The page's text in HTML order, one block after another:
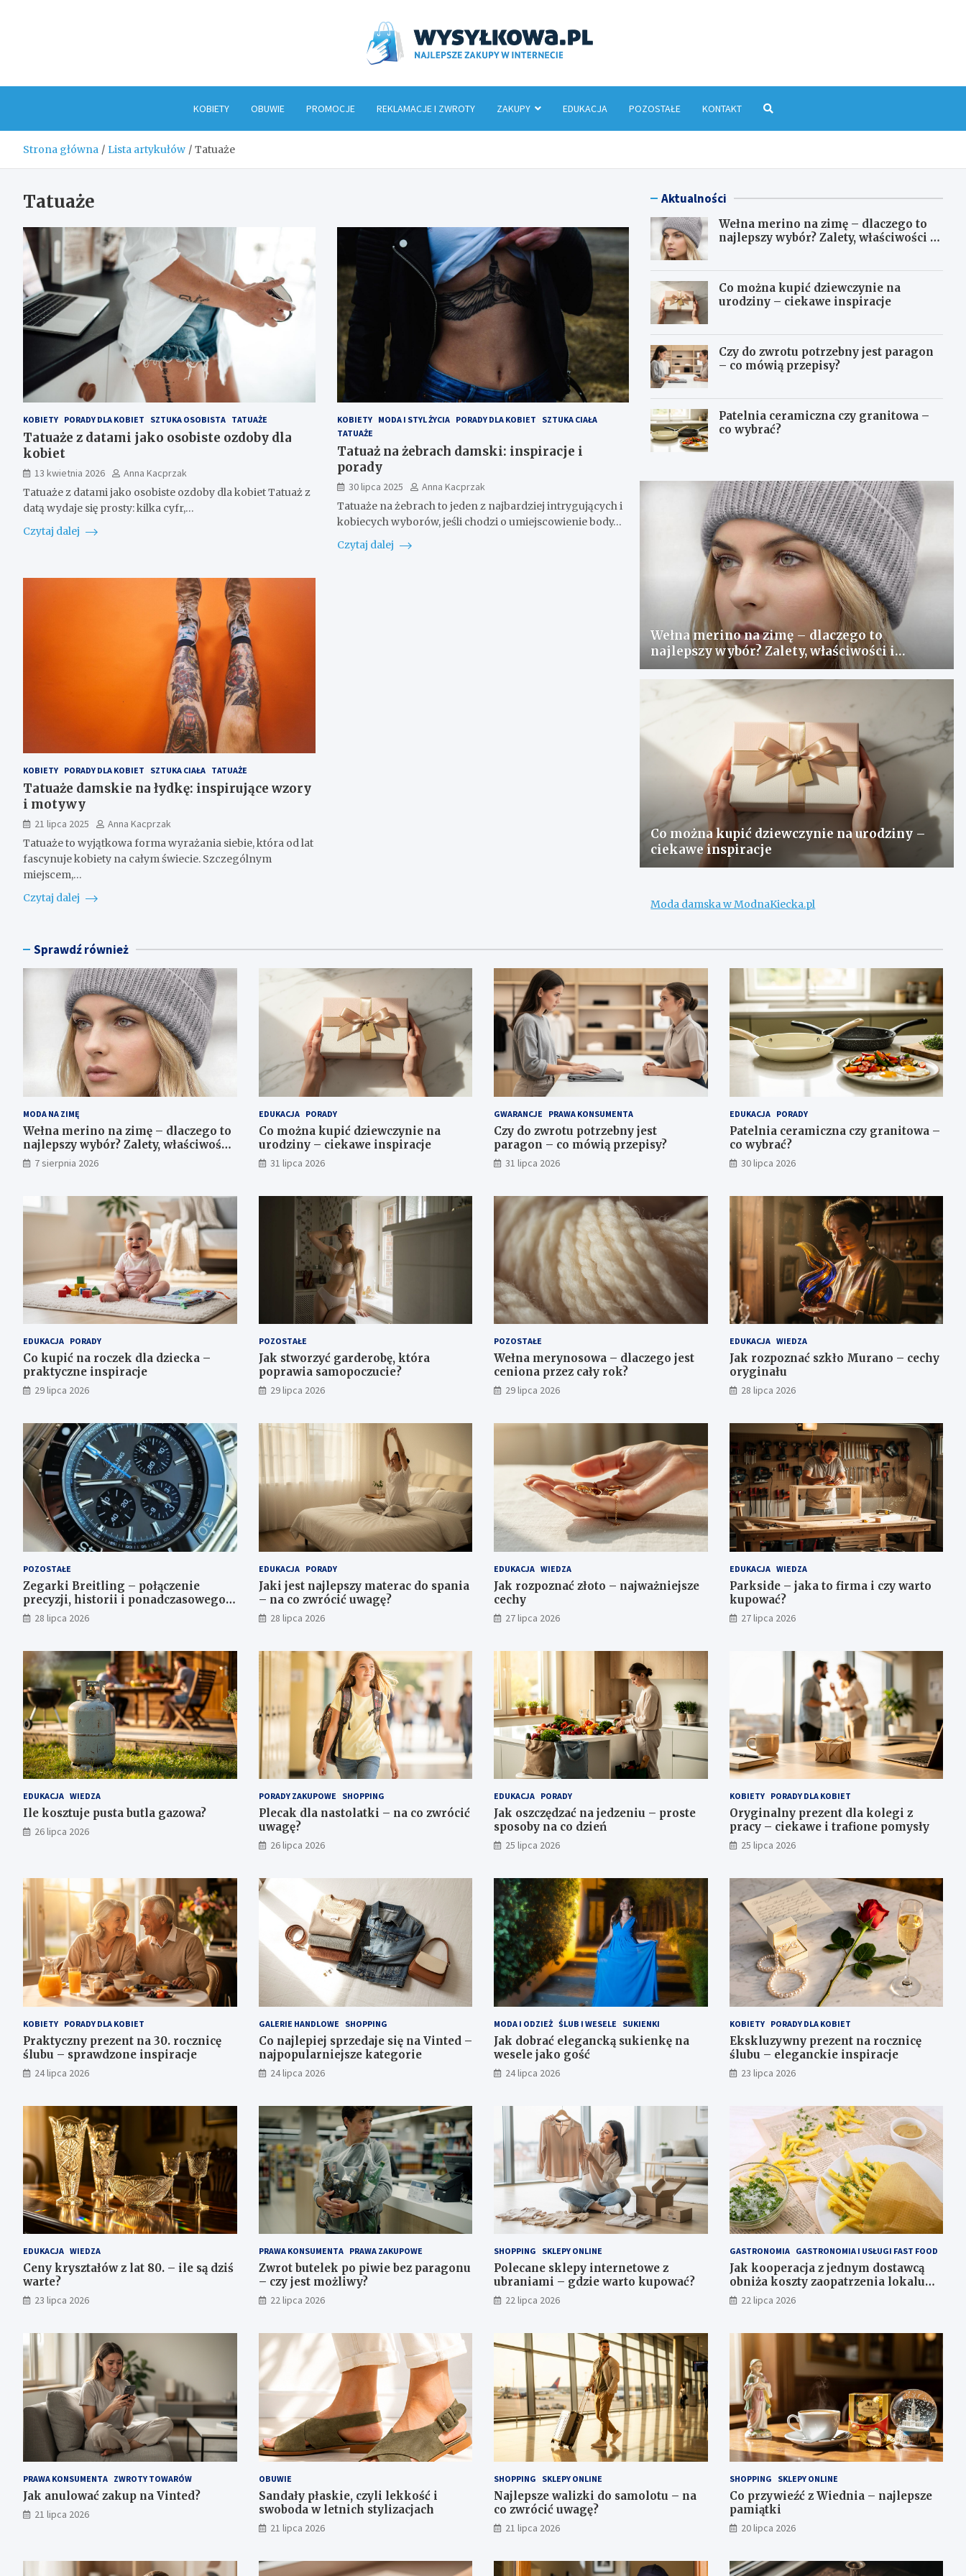
KOBIETY OBUWIE PROMOCJE REKLAMACJE I ZWROTY ZAKUPY EDUKACJA POZOSTAŁE KONTAKT
Strona główna Lista artykułów Tatuaże
Tatuaże
KOBIETY PORADY DLA KOBIET SZTUKA OSOBISTA TATUAŻE
Tatuaże z datami jako osobiste ozdoby dla
kobiet
13 kwietnia 2026
Anna Kacprzak
Tatuaże z datami jako osobiste ozdoby dla kobiet Tatuaż z
datą wydaje się prosty: kilka cyfr,…
Czytaj dalej
KOBIETY MODA I STYL ŻYCIA PORADY DLA KOBIET
SZTUKA CIAŁA
TATUAŻE
Tatuaż na żebrach damski: inspiracje i
porady
30 lipca 2025
Anna Kacprzak
Tatuaże na żebrach to jeden z najbardziej intrygujących i
kobiecych wyborów, jeśli chodzi o umiejscowienie body…
Czytaj dalej
KOBIETY PORADY DLA KOBIET SZTUKA CIAŁA TATUAŻE
Tatuaże damskie na łydkę: inspirujące wzory
i motywy
21 lipca 2025
Anna Kacprzak
Tatuaże to wyjątkowa forma wyrażania siebie, która od lat
fascynuje kobiety na całym świecie. Szczególnym
miejscem,…
Czytaj dalej
Aktualności
Wełna merino na zimę – dlaczego to
najlepszy wybór? Zalety, właściwości i
Co można kupić dziewczynie na
urodziny – ciekawe inspiracje
Czy do zwrotu potrzebny jest paragon
– co mówią przepisy?
Patelnia ceramiczna czy granitowa –
co wybrać?
Wełna merino na zimę – dlaczego to
najlepszy wybór? Zalety, właściwości i
pielęgnacja
Co można kupić dziewczynie na urodziny –
ciekawe inspiracje
Moda damska w ModnaKiecka.pl
Sprawdź również
MODA NA ZIMĘ
Wełna merino na zimę – dlaczego to
najlepszy wybór? Zalety, właściwości
i pielęgnacja
7 sierpnia 2026
EDUKACJA PORADY
Co można kupić dziewczynie na
urodziny – ciekawe inspiracje
31 lipca 2026
GWARANCJE PRAWA KONSUMENTA
Czy do zwrotu potrzebny jest
paragon – co mówią przepisy?
31 lipca 2026
EDUKACJA PORADY
Patelnia ceramiczna czy granitowa –
co wybrać?
30 lipca 2026
EDUKACJA PORADY
Co kupić na roczek dla dziecka –
praktyczne inspiracje
29 lipca 2026
POZOSTAŁE
Jak stworzyć garderobę, która
poprawia samopoczucie?
29 lipca 2026
POZOSTAŁE
Wełna merynosowa – dlaczego jest
ceniona przez cały rok?
29 lipca 2026
EDUKACJA WIEDZA
Jak rozpoznać szkło Murano – cechy
oryginału
28 lipca 2026
POZOSTAŁE
Zegarki Breitling – połączenie
precyzji, historii i ponadczasowego
stylu28 lipca 2026
EDUKACJA PORADY
Jaki jest najlepszy materac do spania
– na co zwrócić uwagę?
28 lipca 2026
EDUKACJA WIEDZA
Jak rozpoznać złoto – najważniejsze
cechy
27 lipca 2026
EDUKACJA WIEDZA
Parkside – jaka to firma i czy warto
kupować?
27 lipca 2026
EDUKACJA WIEDZA
Ile kosztuje pusta butla gazowa?
26 lipca 2026
PORADY ZAKUPOWE SHOPPING
Plecak dla nastolatki – na co zwrócić
uwagę?
26 lipca 2026
EDUKACJA PORADY
Jak oszczędzać na jedzeniu – proste
sposoby na co dzień
25 lipca 2026
KOBIETY PORADY DLA KOBIET
Oryginalny prezent dla kolegi z
pracy – ciekawe i trafione pomysły
25 lipca 2026
KOBIETY PORADY DLA KOBIET
Praktyczny prezent na 30. rocznicę
ślubu – sprawdzone inspiracje
24 lipca 2026
GALERIE HANDLOWE SHOPPING
Co najlepiej sprzedaje się na Vinted –
najpopularniejsze kategorie
24 lipca 2026
MODA I ODZIEŻ ŚLUB I WESELE SUKIENKI
Jak dobrać elegancką sukienkę na
wesele jako gość
24 lipca 2026
KOBIETY PORADY DLA KOBIET
Ekskluzywny prezent na rocznicę
ślubu – eleganckie inspiracje
23 lipca 2026
EDUKACJA WIEDZA
Ceny kryształów z lat 80. – ile są dziś
warte?
23 lipca 2026
PRAWA KONSUMENTA PRAWA ZAKUPOWE
Zwrot butelek po piwie bez paragonu
– czy jest możliwy?
22 lipca 2026
SHOPPING SKLEPY ONLINE
Polecane sklepy internetowe z
ubraniami – gdzie warto kupować?
22 lipca 2026
GASTRONOMIA GASTRONOMIA I USŁUGI FAST FOOD
Jak kooperacja z jednym dostawcą
obniża koszty zaopatrzenia lokalu
gastronomicznego
22 lipca 2026
PRAWA KONSUMENTA ZWROTY TOWARÓW
Jak anulować zakup na Vinted?
21 lipca 2026
OBUWIE
Sandały płaskie, czyli lekkość i
swoboda w letnich stylizacjach
21 lipca 2026
SHOPPING SKLEPY ONLINE
Najlepsze walizki do samolotu – na
co zwrócić uwagę?
21 lipca 2026
SHOPPING SKLEPY ONLINE
Co przywieźć z Wiednia – najlepsze
pamiątki
20 lipca 2026